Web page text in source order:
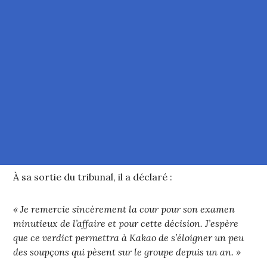
À sa sortie du tribunal, il a déclaré :
« Je remercie sincèrement la cour pour son examen
minutieux de l’affaire et pour cette décision. J’espère
que ce verdict permettra à Kakao de s’éloigner un peu
des soupçons qui pèsent sur le groupe depuis un an. »